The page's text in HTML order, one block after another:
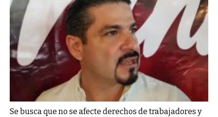
Se busca que no se afecte derechos de trabajadores y